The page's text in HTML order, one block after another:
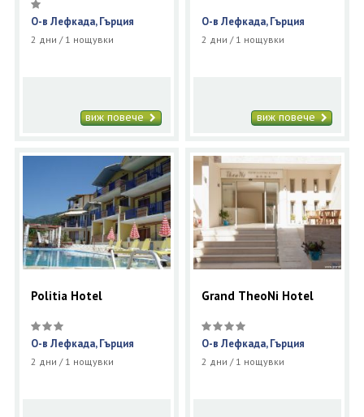
О-в Лефкада, Гърция
2 дни / 1 нощувки
виж повече
О-в Лефкада, Гърция
2 дни / 1 нощувки
виж повече
Politia Hotel
О-в Лефкада, Гърция
2 дни / 1 нощувки
Grand TheoNi Hotel
О-в Лефкада, Гърция
2 дни / 1 нощувки